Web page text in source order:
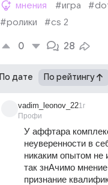
мнения #игра
#ролики
#cs 2
0 28
По дате По рейтингу
vadim_leonov_22
Профи
1г
У аффтара
неуверенности в
никаким опытом не
так знАчимо
признание